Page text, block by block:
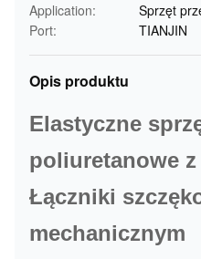
Application:
Sprzęt
Port:
TIANJIN
Opis produktu
Elastyczne
poliuretanowe
Łączniki
mechanicznym